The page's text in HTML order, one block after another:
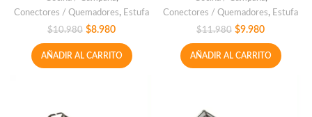
Conectores / Quemadores, Estufa
$10.980 $8.980
AÑADIR AL CARRITO
Conectores / Quemadores, Estufa
$11.980 $9.980
AÑADIR AL CARRITO